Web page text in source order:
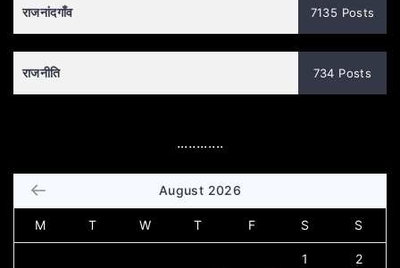
राजनांदगाँव 7135 Posts
राजनीति 734 Posts
............
August 2026
M T W T F S S
1 2